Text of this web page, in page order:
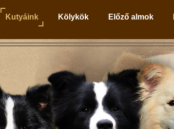
Kutyáink Kölykök Előző almok